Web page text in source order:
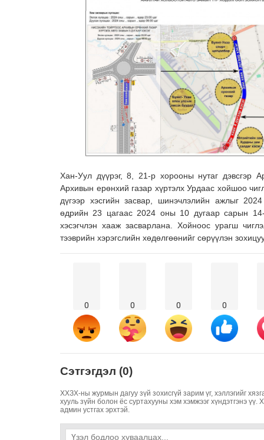
Хан-Уул дүүрэг, 8, 21-р хорооны нутаг дэвсгэр
Архивын ерөнхий газар хүртэлх Урдаас хойшоо
дүгээр хэсгийн засвар, шинэчлэлийн ажлыг
өдрийн 23 цагаас 2024 оны 10 дугаар сарын
хэсэгчлэн хааж засварлана. Хойноос урагш
тээврийн хэрэгслийн хөдөлгөөнийг сөрүүлэн
0 0 0 0
Сэтгэгдэл (0)
ХХЗХ-ны журмын дагуу зүй зохисгүй зарим үг, хэллэгийг
хууль зүйн болон ёс суртахууны хэм хэмжээг хүндэтгэнэ үү.
админ устгах эрхтэй.